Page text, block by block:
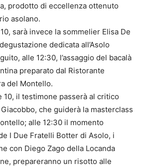
prodotto di eccellenza ottenuto
asolano.
sarà invece la sommelier Elisa De
dedicata all’Asolo
alle 12:30, l’assaggio del bacalà
preparato dal Ristorante
del Montello.
10, il testimone passerà al critico
che guiderà la masterclass
alle 12:30 il momento
I Due Fratelli Botter di Asolo, i
con Diego Zago della Locanda
prepareranno un risotto alle